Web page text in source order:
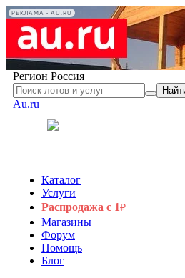
РЕКЛАМА • AU.RU
Регион Россия
Au.ru
Каталог
Услуги
Распродажа с 1₽
Магазины
Форум
Помощь
Блог